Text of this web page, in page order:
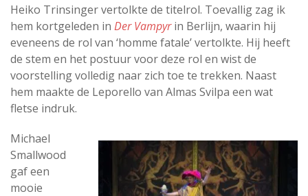
Heiko Trinsinger vertolkte de titelrol. Toevallig zag ik
hem kortgeleden in Der Vampyrin Berlijn, waarin hij
eveneens de rol van ‘homme fatale’ vertolkte. Hij heeft
de stem en het postuur voor deze rol en wist de
voorstelling volledig naar zich toe te trekken. Naast
hem maakte de Leporello van Almas Svilpa een wat
fletse indruk.
Michael
Smallwood
gaf een
mooie